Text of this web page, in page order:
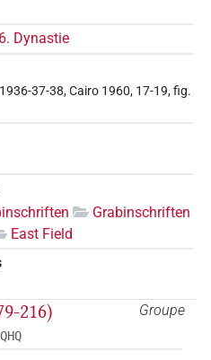
6. Dynastie
37-38, Cairo 1960, 17-19, fig.
Grabinschriften
East Field
Groupe
216)